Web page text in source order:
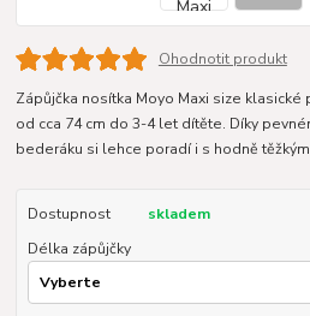
Ohodnotit produkt
Zápůjčka nosítka Moyo Maxi size
od cca 74 cm do 3-4 let dítěte. Díky
bederáku si lehce poradí i s hodně
Dostupnost
skladem
Délka zápůjčky